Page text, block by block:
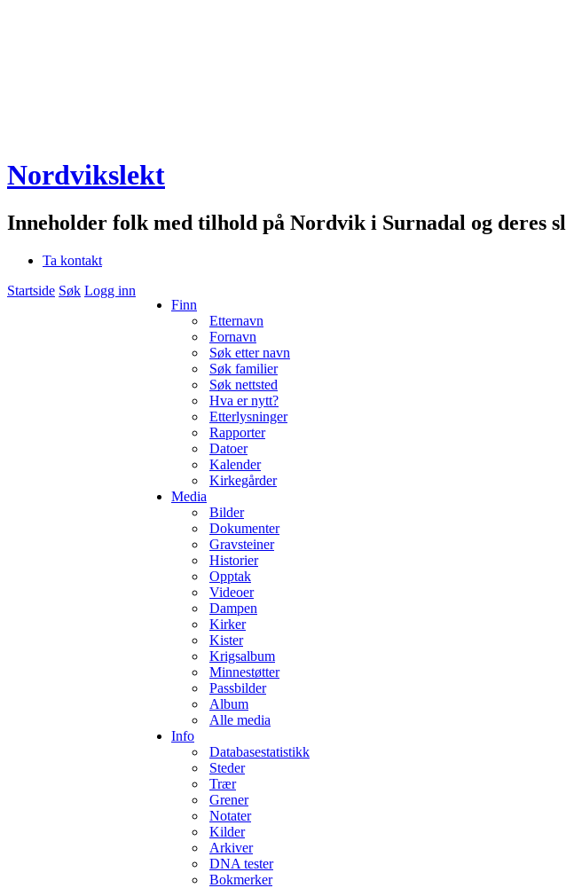
Nordvikslekt
Inneholder folk med tilhold på Nordvik i Surnadal og deres
Ta kontakt
Startside Søk Logg inn
Finn
Etternavn
Fornavn
Søk etter navn
Søk familier
Søk nettsted
Hva er nytt?
Etterlysninger
Rapporter
Datoer
Kalender
Kirkegårder
Media
Bilder
Dokumenter
Gravsteiner
Historier
Opptak
Videoer
Dampen
Kirker
Kister
Krigsalbum
Minnestøtter
Passbilder
Album
Alle media
Info
Databasestatistikk
Steder
Trær
Grener
Notater
Kilder
Arkiver
DNA tester
Bokmerker